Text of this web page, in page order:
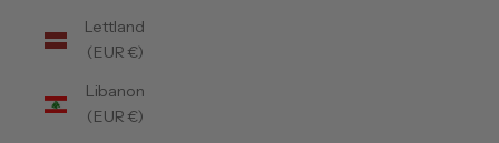
Lettland
(EUR €)
Libanon
(EUR €)